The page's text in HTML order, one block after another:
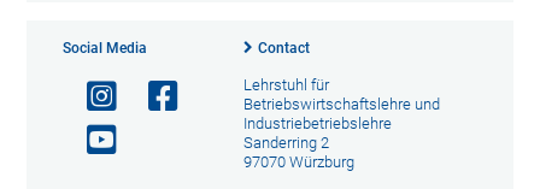
Social Media Contact
Lehrstuhl für
Betriebswirtschaftslehre und
Industriebetriebslehre
Sanderring 2
97070 Würzburg